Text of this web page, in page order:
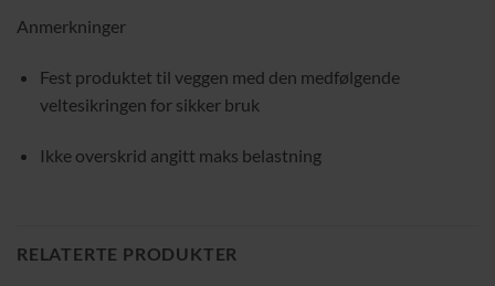
Anmerkninger
Fest produktet til veggen med den medfølgende
veltesikringen for sikker bruk
Ikke overskrid angitt maks belastning
RELATERTE PRODUKTER